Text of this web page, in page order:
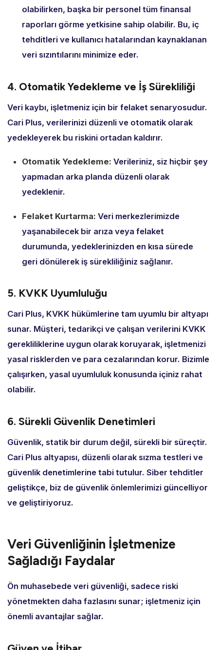
olabilirken, başka bir personel tüm finansal
raporları görme yetkisine sahip olabilir. Bu, iç
tehditleri ve kullanıcı hatalarından kaynaklanan
veri sızıntılarını minimize eder.
4. Otomatik Yedekleme ve İş Sürekliliği
Veri kaybı, işletmeniz için bir felaket senaryosudur.
Cari Plus, verilerinizi düzenli ve otomatik olarak
yedekleyerek bu riskini ortadan kaldırır.
Otomatik Yedekleme: Verileriniz, siz hiçbir şey
yapmadan arka planda düzenli olarak
yedeklenir.
Felaket Kurtarma: Veri merkezlerimizde
yaşanabilecek bir arıza veya felaket
durumunda, yedeklerinizden en kısa sürede
geri dönülerek iş sürekliliğiniz sağlanır.
5. KVKK Uyumluluğu
Cari Plus, KVKK hükümlerine tam uyumlu bir altyapı
sunar. Müşteri, tedarikçi ve çalışan verilerini KVKK
gerekliliklerine uygun olarak koruyarak, işletmenizi
yasal risklerden ve para cezalarından korur. Bizimle
çalışırken, yasal uyumluluk konusunda içiniz rahat
olabilir.
6. Sürekli Güvenlik Denetimleri
Güvenlik, statik bir durum değil, sürekli bir süreçtir.
Cari Plus altyapısı, düzenli olarak sızma testleri ve
güvenlik denetimlerine tabi tutulur. Siber tehditler
geliştikçe, biz de güvenlik önlemlerimizi güncelliyor
ve geliştiriyoruz.
Veri Güvenliğinin İşletmenize
Sağladığı Faydalar
Ön muhasebede veri güvenliği, sadece riski
yönetmekten daha fazlasını sunar; işletmeniz için
önemli avantajlar sağlar.